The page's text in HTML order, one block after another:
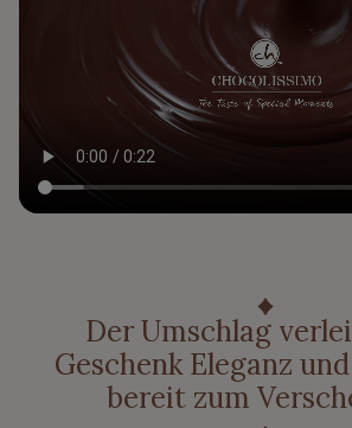
Der Umschlag
Geschenk Eleganz
bereit zum